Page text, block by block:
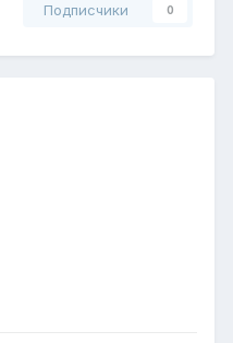
Подписчики 0